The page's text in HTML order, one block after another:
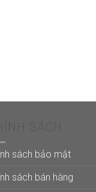
sách bảo mật
sách bán hàng